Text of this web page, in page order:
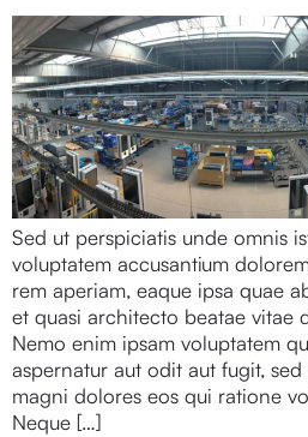
Sed ut perspiciatis unde omnis
voluptatem accusantium
rem aperiam, eaque ipsa quae
et quasi architecto beatae vitae
Nemo enim ipsam voluptatem
aspernatur aut odit aut fugit,
magni dolores eos qui ratione
Neque […]